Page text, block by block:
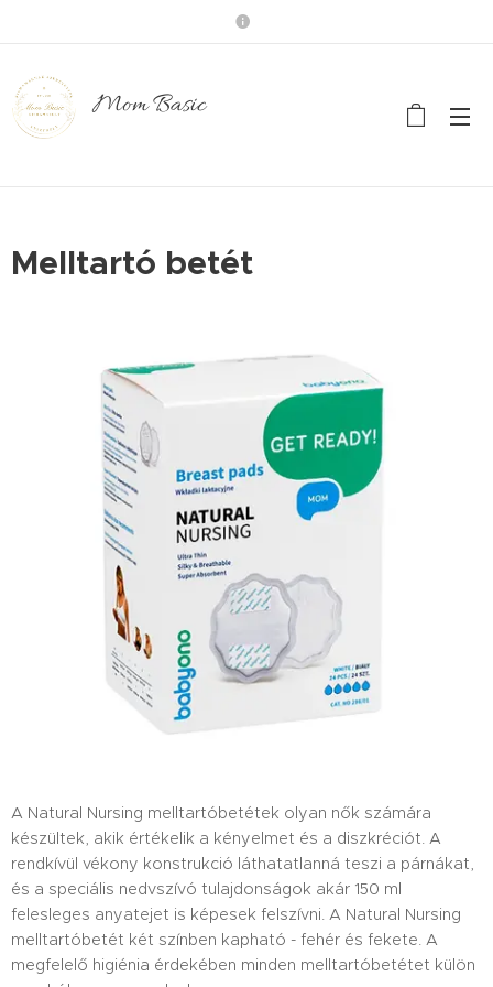
Mom Basic
Melltartó betét
A Natural Nursing melltartóbetétek olyan nők számára
készültek, akik értékelik a kényelmet és a diszkréciót. A
rendkívül vékony konstrukció láthatatlanná teszi a párnákat,
és a speciális nedvszívó tulajdonságok akár 150 ml
felesleges anyatejet is képesek felszívni. A Natural Nursing
melltartóbetét két színben kapható - fehér és fekete. A
megfelelő higiénia érdekében minden melltartóbetétet külön